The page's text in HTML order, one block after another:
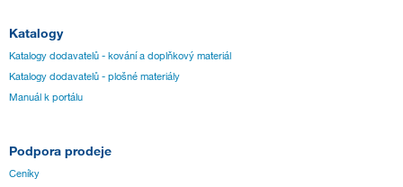
Katalogy
Katalogy dodavatelů - kování a doplňkový materiál
Katalogy dodavatelů - plošné materiály
Manuál k portálu
Podpora prodeje
Ceníky